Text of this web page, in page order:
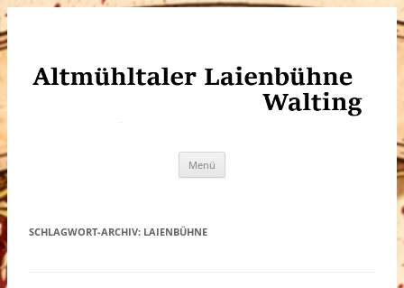
Altmühltaler Laienbühne Walting
Menü
SCHLAGWORT-ARCHIV: LAIENBÜHNE